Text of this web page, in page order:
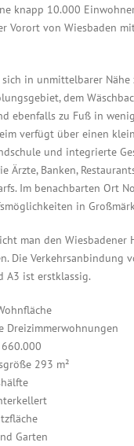
knapp 10.000
Vorort von Wiesbaden
sich in unmittelbarer Nähe
dem
ebenfalls zu Fuß in
verfügt über einen
und integrierte
Ärzte, Banken,
Im benachbarten Ort
in
man den Wiesbadener
Die Verkehrsanbindung
A3 ist erstklassig.
Dreizimmerwohnungen
293 m²
Garten